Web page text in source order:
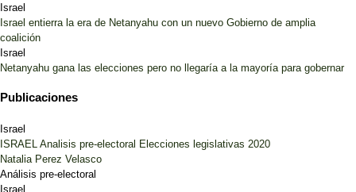
Israel
Israel entierra la era de Netanyahu con un nuevo Gobierno de amplia
coalición
Israel
Netanyahu gana las elecciones pero no llegaría a la mayoría para gobernar
Publicaciones
Israel
ISRAEL Analisis pre-electoral Elecciones legislativas 2020
Natalia Perez Velasco
Análisis pre-electoral
Israel